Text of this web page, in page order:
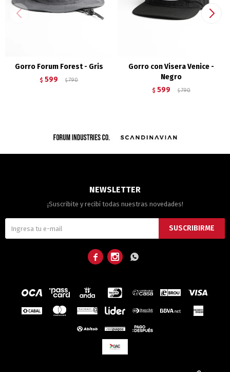
Gorro Forum Forest - Gris
$ 599 $ 790
Gorro con Visera Venice -
Negro
$ 599 $ 790
NEWSLETTER
¡Suscribite y recibí todas nuestras novedades!
SUSCRIBIRME
  